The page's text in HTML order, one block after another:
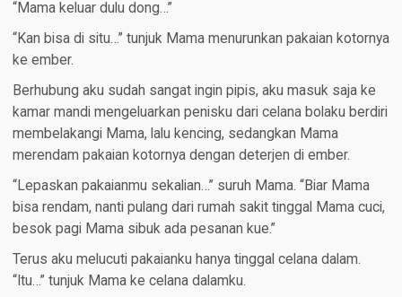
“Mama keluar dulu dong…”
“Kan bisa di situ…” tunjuk Mama menurunkan pakaian kotornya
ke ember.
Berhubung aku sudah sangat ingin pipis, aku masuk saja ke
kamar mandi mengeluarkan penisku dari celana bolaku berdiri
membelakangi Mama, lalu kencing, sedangkan Mama
merendam pakaian kotornya dengan deterjen di ember.
“Lepaskan pakaianmu sekalian…” suruh Mama. “Biar Mama
bisa rendam, nanti pulang dari rumah sakit tinggal Mama cuci,
besok pagi Mama sibuk ada pesanan kue.”
Terus aku melucuti pakaianku hanya tinggal celana dalam.
“Itu…” tunjuk Mama ke celana dalamku.